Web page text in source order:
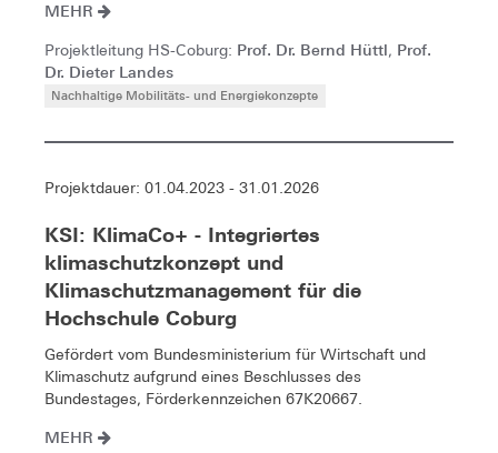
MEHR
Projektleitung HS-Coburg: Prof. Dr. Bernd Hüttl, Prof.
Dr. Dieter Landes
Nachhaltige Mobilitäts- und Energiekonzepte
Projektdauer: 01.04.2023 - 31.01.2026
KSI: KlimaCo+ - Integriertes
klimaschutzkonzept und
Klimaschutzmanagement für die
Hochschule Coburg
Gefördert vom Bundesministerium für Wirtschaft und
Klimaschutz aufgrund eines Beschlusses des
Bundestages, Förderkennzeichen 67K20667.
MEHR